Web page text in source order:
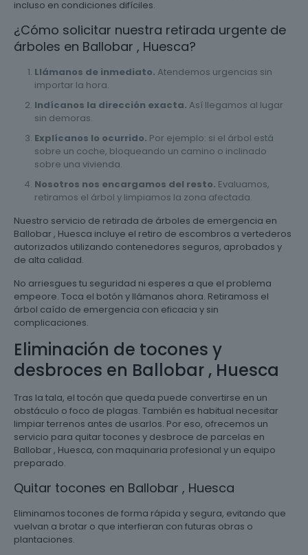
incluso en condiciones difíciles.
¿Cómo solicitar nuestra retirada urgente de
árboles en Ballobar , Huesca?
Llámanos de inmediato. Atendemos urgencias sin
importar la hora.
Indícanos la dirección exacta. Así llegamos al lugar
sin demoras.
Explícanos lo ocurrido. Por ejemplo: si el árbol está
sobre un coche, bloqueando un camino o inclinado
sobre una vivienda.
Nosotros nos encargamos del resto. Evaluamos,
retiramos el árbol y limpiamos la zona afectada.
Nuestro servicio de retirada de árboles de emergencia en
Ballobar , Huesca incluye el retiro de escombros a vertederos
autorizados utilizando contenedores seguros, aprobados y
de alta calidad.
No arriesgues tu seguridad ni esperes a que el problema
empeore. Toca el botón y llámanos ahora. Retiramoss el
árbol caído de emergencia con eficacia y sin
complicaciones.
Eliminación de tocones y
desbroces en Ballobar , Huesca
Tras la tala, el tocón que queda puede convertirse en un
obstáculo o foco de plagas. También es habitual necesitar
limpiar terrenos antes de usarlos. Por eso, ofrecemos un
servicio para quitar tocones y desbroce de parcelas en
Ballobar , Huesca, con maquinaria profesional y un equipo
preparado.
Quitar tocones en Ballobar , Huesca
Eliminamos tocones de forma rápida y segura, evitando que
vuelvan a brotar o que interfieran con futuras obras o
plantaciones.